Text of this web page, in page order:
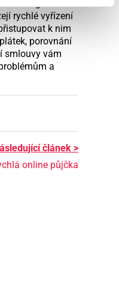
rychlé vyřízení
k nim
porovnání
smlouvy vám
a
článek >
online půjčka